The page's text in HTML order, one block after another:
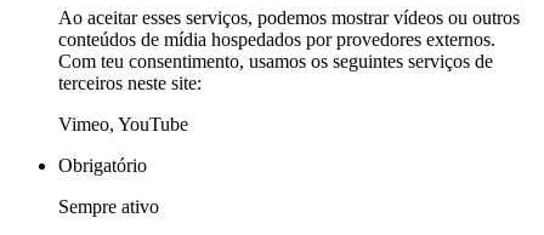
Ao aceitar esses serviços, podemos mostrar vídeos ou outros
conteúdos de mídia hospedados por provedores externos.
Com teu consentimento, usamos os seguintes serviços de
terceiros neste site:
Vimeo, YouTube
Obrigatório
Sempre ativo